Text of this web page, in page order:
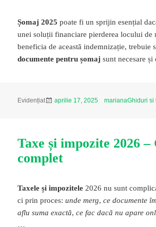
Șomaj 2025 poate fi un sprijin esențial
unei soluții financiare pierderea locului de
beneficia de această indemnizație, trebuie
documente pentru șomaj sunt necesare
Evidențiat Publicat
aprilie 17, 2025 Autor
marianaCategorii
Ghiduri si
Taxe și impozite 2026 –
complet
Taxele și impozitele 2026 nu sunt
ci prin proces:unde merg,ce documente
aflu suma exactă,ce fac dacă nu apare
…